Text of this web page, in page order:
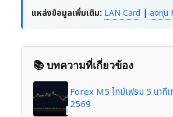
แหล่งข้อมูลเพิ่มเติม: LAN Card | ลงทุน
📚 บทความที่เกี่ยวข้อง
Forex M5 ไทม์เฟรม 5 นาทีเ
2569